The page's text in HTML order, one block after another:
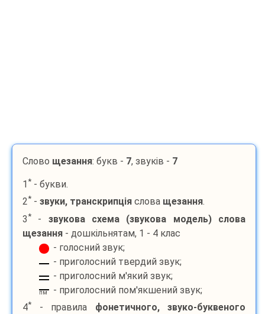
Слово щезання: букв - 7, звуків - 7
1 * - букви.
2* - звуки, транскрипція слова щезання.
3* - звукова схема (звукова модель) слова
щезання - дошкільнятам, 1 - 4 клас
- голосний звук;
- приголосний твердий звук;
- приголосний м'який звук;
пм
- приголосний пом'якшений звук;
4* - правила фонетичного, звуко-буквеного